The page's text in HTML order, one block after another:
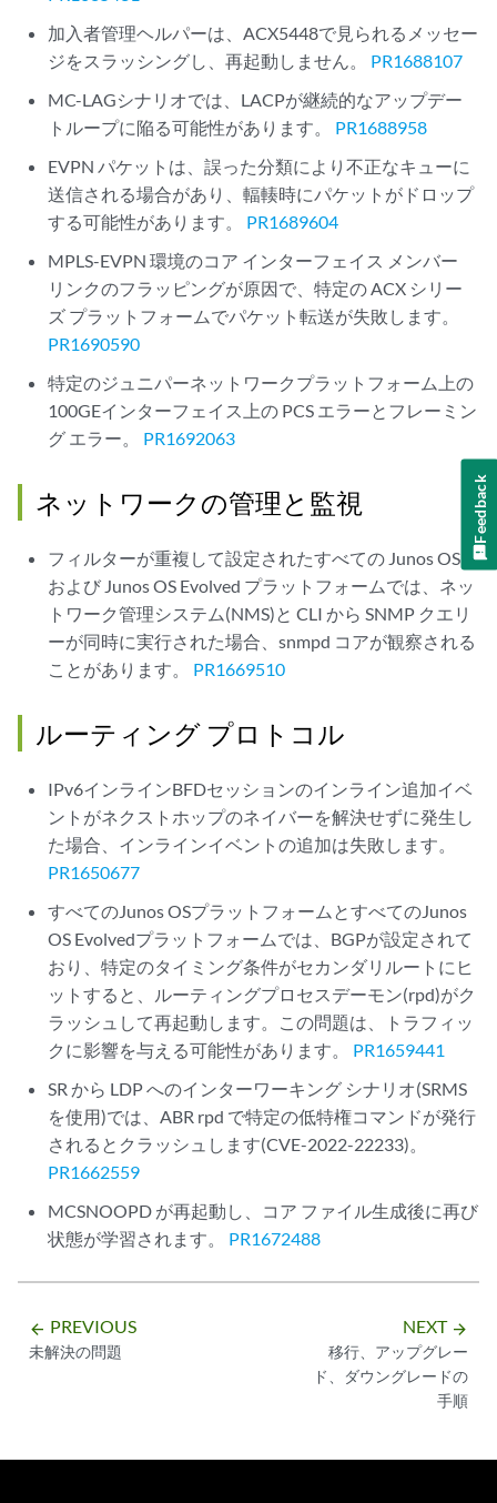
加入者管理ヘルパーは、ACX5448で見られるメッセー
ジをスラッシングし、再起動しません。 PR1688107
MC-LAGシナリオでは、LACPが継続的なアップデー
トループに陥る可能性があります。 PR1688958
EVPN パケットは、誤った分類により不正なキューに
送信される場合があり、輻輳時にパケットがドロップ
する可能性があります。 PR1689604
MPLS-EVPN 環境のコア インターフェイス メンバー
リンクのフラッピングが原因で、特定の ACX シリー
ズ プラットフォームでパケット転送が失敗します。
PR1690590
特定のジュニパーネットワークプラットフォーム上の
100GEインターフェイス上の PCS エラーとフレーミン
グ エラー。 PR1692063
ネットワークの管理と監視
フィルターが重複して設定されたすべての Junos OS
および Junos OS Evolved プラットフォームでは、ネッ
トワーク管理システム(NMS)と CLI から SNMP クエリ
ーが同時に実行された場合、snmpd コアが観察される
ことがあります。 PR1669510
ルーティング プロトコル
IPv6インラインBFDセッションのインライン追加イベ
ントがネクストホップのネイバーを解決せずに発生し
た場合、インラインイベントの追加は失敗します。
PR1650677
すべてのJunos OSプラットフォームとすべてのJunos
OS Evolvedプラットフォームでは、BGPが設定されて
おり、特定のタイミング条件がセカンダリルートにヒ
ットすると、ルーティングプロセスデーモン(rpd)がク
ラッシュして再起動します。この問題は、トラフィッ
クに影響を与える可能性があります。 PR1659441
SR から LDP へのインターワーキング シナリオ(SRMS
を使用)では、ABR rpd で特定の低特権コマンドが発行
されるとクラッシュします(CVE-2022-22233)。
PR1662559
MCSNOOPD が再起動し、コア ファイル生成後に再び
状態が学習されます。 PR1672488
arrow_backward PREVIOUS
未解決の問題
NEXT arrow_forward
移行、アップグレー
ド、ダウングレードの
手順
Feedback